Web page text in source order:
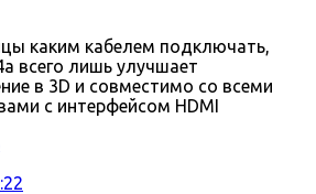
каким кабелем подключать,
всего лишь улучшает
в 3D и совместимо со всеми
с интерфейсом HDMI